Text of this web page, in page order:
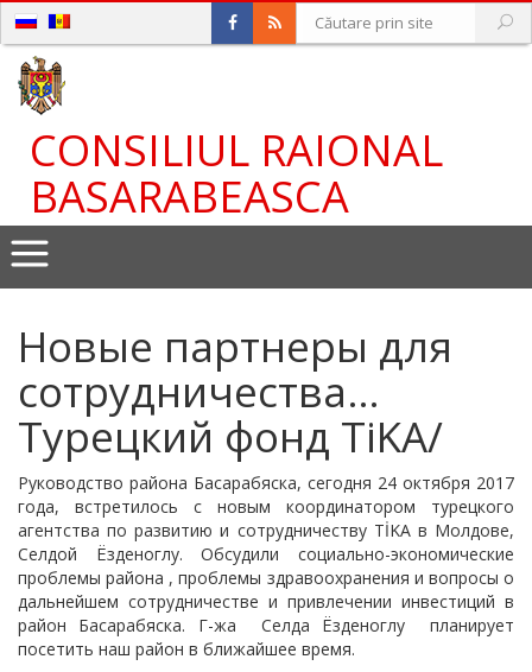
CONSILIUL RAIONAL
BASARABEASCA
Новые партнеры для
сотрудничества…
Турецкий фонд TiKA/
Руководство района Басарабяска, сегодня 24 октября 2017
года, встретилось с новым координатором турецкого
агентства по развитию и сотрудничеству TİKA в Молдове,
Селдой Ёзденоглу. Обсудили социально-экономические
проблемы района , проблемы здравоохранения и вопросы о
дальнейшем сотрудничестве и привлечении инвестиций в
район Басарабяска. Г-жа
Селда Ёзденоглу планирует
посетить наш район в ближайшее время.